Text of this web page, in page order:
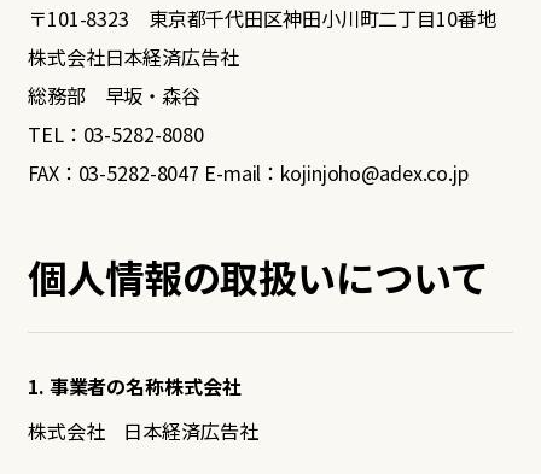
〒101-8323 東京都千代田区神田小川町二丁目10番地
株式会社日本経済広告社
総務部 早坂・森谷
TEL： 03-5282-8080
FAX：03-5282-8047 E-mail： kojinjoho@adex.co.jp
個人情報の取扱いについて
1. 事業者の名称株式会社
株式会社 日本経済広告社